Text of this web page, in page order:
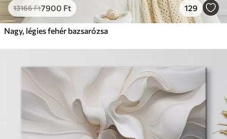
13166Ft7900 Ft 129
Nagy, légies fehér bazsarózsa